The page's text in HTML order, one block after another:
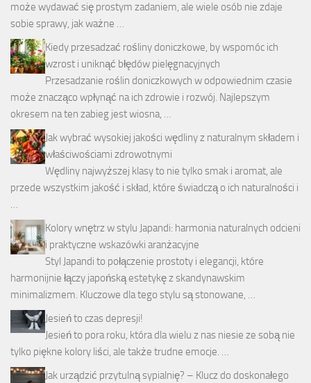
może wydawać się prostym zadaniem, ale wiele osób nie zdaje
sobie sprawy, jak ważne …
Kiedy przesadzać rośliny doniczkowe, by wspomóc ich
wzrost i uniknąć błędów pielęgnacyjnych
Przesadzanie roślin doniczkowych w odpowiednim czasie
może znacząco wpłynąć na ich zdrowie i rozwój. Najlepszym
okresem na ten zabieg jest wiosna, …
Jak wybrać wysokiej jakości wędliny z naturalnym składem i
właściwościami zdrowotnymi
Wędliny najwyższej klasy to nie tylko smak i aromat, ale
przede wszystkim jakość i skład, które świadczą o ich naturalności i
…
Kolory wnętrz w stylu Japandi: harmonia naturalnych odcieni
i praktyczne wskazówki aranżacyjne
Styl Japandi to połączenie prostoty i elegancji, które
harmonijnie łączy japońską estetykę z skandynawskim
minimalizmem. Kluczowe dla tego stylu są stonowane, …
Jesień to czas depresji!
Jesień to pora roku, która dla wielu z nas niesie ze sobą nie
tylko piękne kolory liści, ale także trudne emocje. …
Jak urządzić przytulną sypialnię? – Klucz do doskonałego